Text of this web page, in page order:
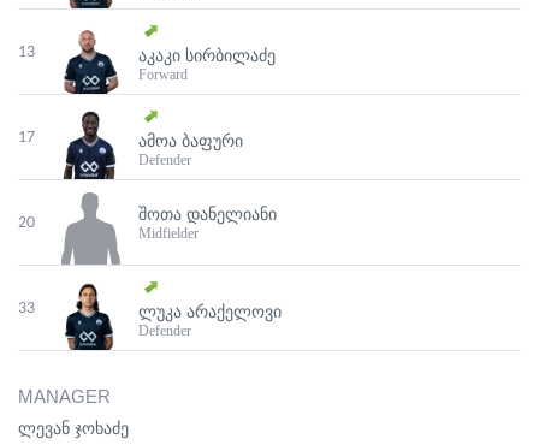
13 ᲐᲙᲐᲙᲘ ᲡᲘᲠᲑᲘᲚᲐᲫᲔ
Forward
17 ᲐᲛᲝᲐ ᲑᲐᲤᲣᲠᲘ
Defender
20 ᲨᲝᲗᲐ ᲓᲐᲜᲔᲚᲘᲐᲜᲘ
Midfielder
33 ᲚᲣᲙᲐ ᲐᲠᲐᲥᲔᲚᲝᲕᲘ
Defender
MANAGER
ლევან ჯოხაძე